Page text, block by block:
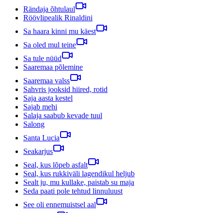
Rändaja õhtulaul
Röövlipealik Rinaldini
Sa haara kinni mu käest
Sa oled mul teine
Sa tule nüüd
Saaremaa põlemine
Saaremaa valss
Sahvris jooksid hiired, rotid
Saja aasta kestel
Sajab mehi
Salaja saabub kevade tuul
Salong
Santa Lucia
Seakarjus
Seal, kus lõpeb asfalt
Seal, kus rukkiväli lagendikul heljub
Sealt ju, mu kullake, paistab su maja
Seda paati pole tehtud linnuluust
See oli ennemuistsel aal